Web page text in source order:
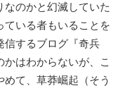
のかと幻滅していた
ている者もいることを
信するブログ『奇兵
はわからないが、こ
て、草莽崛起（そう